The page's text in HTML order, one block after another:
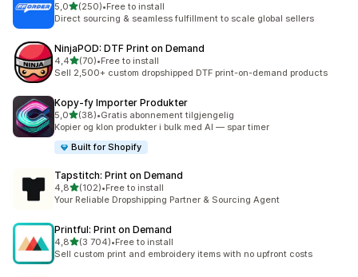
5,0av 5 stjerner
(250)
Totalt 250 omtaler
•Free to install
Direct sourcing & seamless fulfillment to scale global sellers
NinjaPOD: DTF Print on Demand
4,4av 5 stjerner
(70)
Totalt 70 omtaler
•Free to install
Sell 2,500+ custom dropshipped DTF print-on-demand products
Kopy‑fy Importer Produkter
5,0av 5 stjerner
(38)
Totalt 38 omtaler
•Gratis abonnement tilgjengelig
Kopier og klon produkter i bulk med AI — spar timer
Built for Shopify
Tapstitch: Print on Demand
4,8av 5 stjerner
(102)
Totalt 102 omtaler
•Free to install
Your Reliable Dropshipping Partner & Sourcing Agent
Printful: Print on Demand
4,8av 5 stjerner
(3 704)
Totalt 3704 omtaler
•Free to install
Sell custom print and embroidery items with no upfront costs